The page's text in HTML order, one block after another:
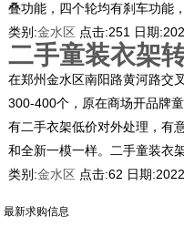
叠功能，四个轮均有刹车功能
类别:金水区 点击:251 日期:
二手童装衣架
在郑州金水区南阳路黄河路交
300-400个，原在商场开品牌
有二手衣架低价对外处理，有
和全新一模一样。二手童装衣
类别:金水区 点击:62 日期:
最新求购信息